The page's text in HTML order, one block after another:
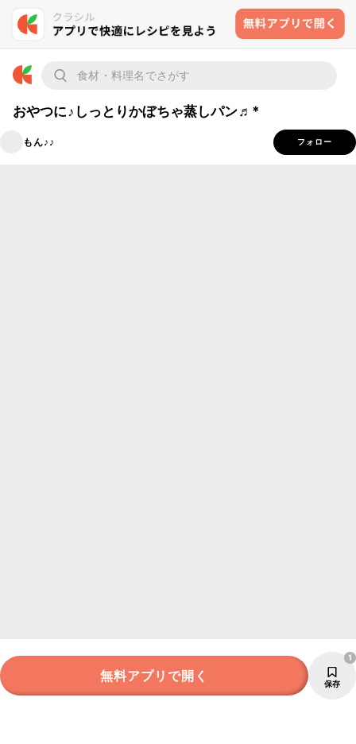
おやつに♪しっとりかぼちゃ蒸しパン♬*
もん♪♪ フォロー
無料アプリで開く 保存
1